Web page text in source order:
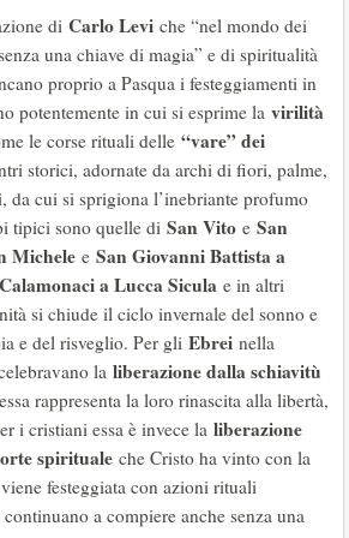
di Carlo Levi che “nel mondo dei
una chiave di magia” e di spiritualità
proprio a Pasqua i festeggiamenti in
potentemente in cui si esprime la virilità
le corse rituali delle “vare” dei
storici, adornate da archi di fiori, palme,
da cui si sprigiona l’inebriante profumo
tipici sono quelle di San Vito e San
Michele e San Giovanni Battista a
Calamonaci a Lucca Sicula e in altri
si chiude il ciclo invernale del sonno e
e del risveglio. Per gli Ebrei nella
la liberazione dalla schiavitù
rappresenta la loro rinascita alla libertà,
i cristiani essa è invece la liberazione
spirituale che Cristo ha vinto con la
festeggiata con azioni rituali
a compiere anche senza una